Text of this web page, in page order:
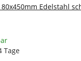
Edelstahl
Tage